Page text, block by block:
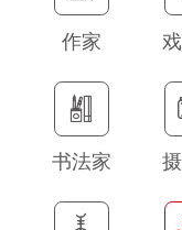
作家
书法家